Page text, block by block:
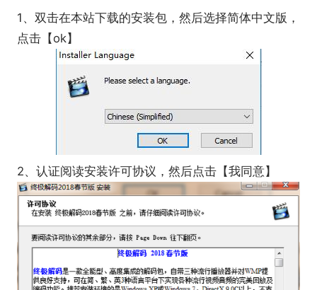
1、双击在本站下载的安装包，然后选择简体中文版，
点击【ok】
2、认证阅读安装许可协议，然后点击【我同意】